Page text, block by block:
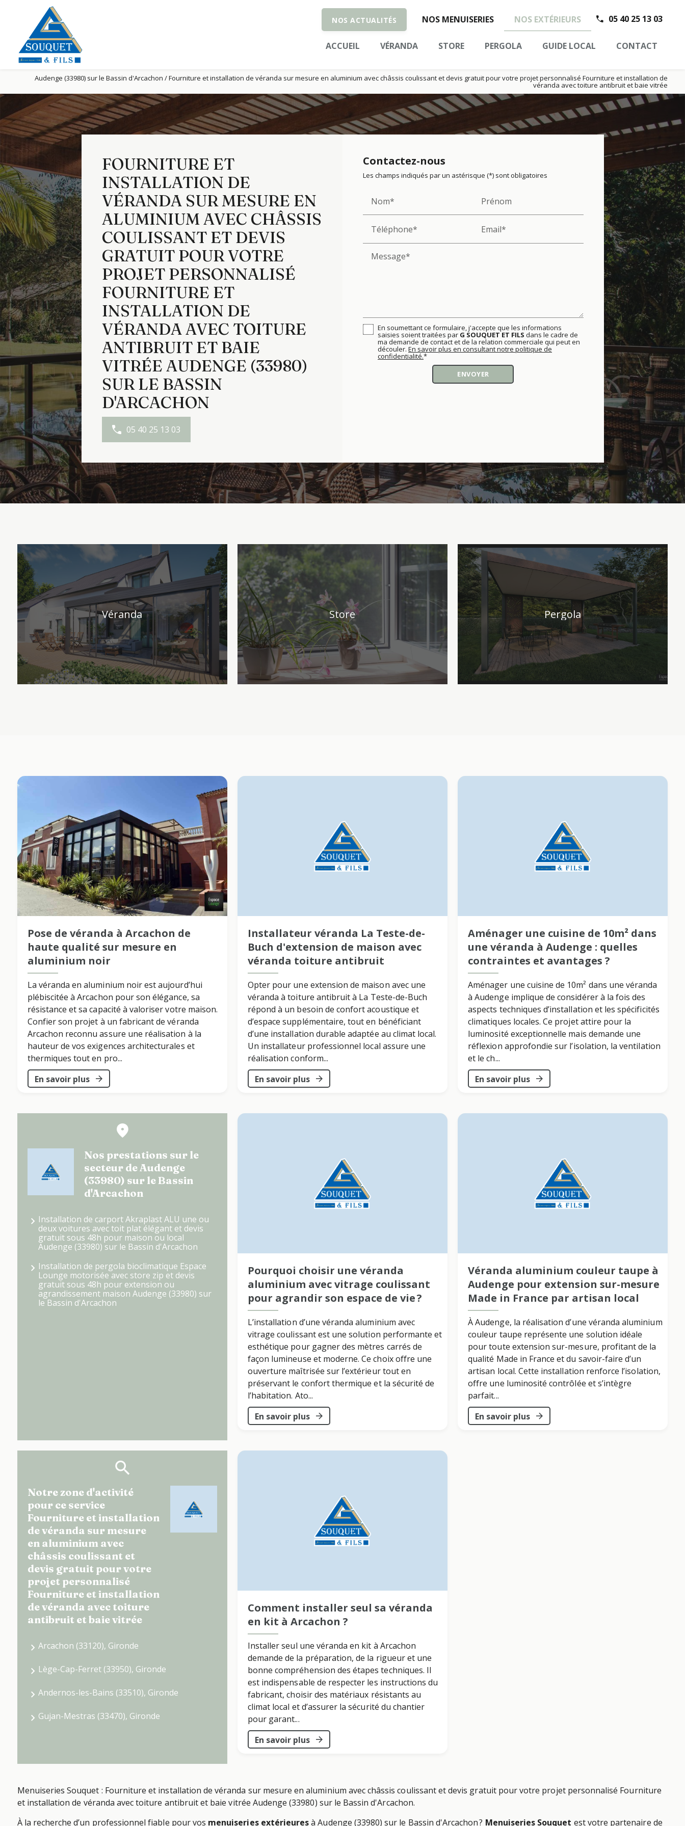
NOS ACTUALITÉS NOS MENUISERIES NOS EXTÉRIEURS
ACCUEIL VÉRANDA STORE PERGOLA GUIDE LOCAL CONTACT
05 40 25 13 03
Audenge (33980) sur le Bassin d'Arcachon / Fourniture et installation de véranda sur mesure en aluminium avec châssis coulissant et devis gratuit pour votre projet personnalisé Fourniture et installation de
véranda avec toiture antibruit et baie vitrée
FOURNITURE ET
INSTALLATION DE
VÉRANDA SUR MESURE EN
ALUMINIUM AVEC CHÂSSIS
COULISSANT ET DEVIS
GRATUIT POUR VOTRE
PROJET PERSONNALISÉ
FOURNITURE ET
INSTALLATION DE
VÉRANDA AVEC TOITURE
ANTIBRUIT ET BAIE
VITRÉE AUDENGE (33980)
SUR LE BASSIN
D'ARCACHON
05 40 25 13 03
Contactez-nous
Les champs indiqués par un astérisque (*) sont obligatoires
Nom* Prénom
Téléphone* Email*
Message*
En soumettant ce formulaire, j'accepte que les informations
saisies soient traitées par G SOUQUET ET FILS dans le cadre de
ma demande de contact et de la relation commerciale qui peut en
découler. En savoir plus en consultant notre politique de
confidentialité.*
Véranda Store Pergola
Pose de véranda à Arcachon de
haute qualité sur mesure en
aluminium noir
La véranda en aluminium noir est aujourd’hui
plébiscitée à Arcachon pour son élégance, sa
résistance et sa capacité à valoriser votre maison.
Confier son projet à un fabricant de véranda
Arcachon reconnu assure une réalisation à la
hauteur de vos exigences architecturales et
thermiques tout en pro...
En savoir plus
Installateur véranda La Teste-de-
Buch d'extension de maison avec
véranda toiture antibruit
Opter pour une extension de maison avec une
véranda à toiture antibruit à La Teste-de-Buch
répond à un besoin de confort acoustique et
d’espace supplémentaire, tout en bénéficiant
d’une installation durable adaptée au climat local.
Un installateur professionnel local assure une
réalisation conform...
En savoir plus
Aménager une cuisine de 10m² dans
une véranda à Audenge : quelles
contraintes et avantages ?
Aménager une cuisine de 10m² dans une véranda
à Audenge implique de considérer à la fois des
aspects techniques d’installation et les spécificités
climatiques locales. Ce projet attire pour la
luminosité exceptionnelle mais demande une
réflexion approfondie sur l’isolation, la ventilation
et le ch...
En savoir plus
Nos prestations sur le
secteur de Audenge
(33980) sur le Bassin
d'Arcachon
Installation de carport Akraplast ALU une ou
deux voitures avec toit plat élégant et devis
gratuit sous 48h pour maison ou local
Audenge (33980) sur le Bassin d'Arcachon
Installation de pergola bioclimatique Espace
Lounge motorisée avec store zip et devis
gratuit sous 48h pour extension ou
agrandissement maison Audenge (33980) sur
le Bassin d'Arcachon
Pourquoi choisir une véranda
aluminium avec vitrage coulissant
pour agrandir son espace de vie ?
L’installation d’une véranda aluminium avec
vitrage coulissant est une solution performante et
esthétique pour gagner des mètres carrés de
façon lumineuse et moderne. Ce choix offre une
ouverture maîtrisée sur l’extérieur tout en
préservant le confort thermique et la sécurité de
l’habitation. Ato...
En savoir plus
Véranda aluminium couleur taupe à
Audenge pour extension sur-mesure
Made in France par artisan local
À Audenge, la réalisation d’une véranda aluminium
couleur taupe représente une solution idéale
pour toute extension sur-mesure, profitant de la
qualité Made in France et du savoir-faire d’un
artisan local. Cette installation renforce l’isolation,
offre une luminosité contrôlée et s’intègre
parfait...
En savoir plus
Notre zone d'activité
pour ce service
Fourniture et installation
de véranda sur mesure
en aluminium avec
châssis coulissant et
devis gratuit pour votre
projet personnalisé
Fourniture et installation
de véranda avec toiture
antibruit et baie vitrée
Arcachon (33120), Gironde
Lège-Cap-Ferret (33950), Gironde
Andernos-les-Bains (33510), Gironde
Gujan-Mestras (33470), Gironde
Comment installer seul sa véranda
en kit à Arcachon ?
Installer seul une véranda en kit à Arcachon
demande de la préparation, de la rigueur et une
bonne compréhension des étapes techniques. Il
est indispensable de respecter les instructions du
fabricant, choisir des matériaux résistants au
climat local et d’assurer la sécurité du chantier
pour garant...
En savoir plus
Menuiseries Souquet : Fourniture et installation de véranda sur mesure en aluminium avec châssis coulissant et devis gratuit pour votre projet personnalisé Fourniture
et installation de véranda avec toiture antibruit et baie vitrée Audenge (33980) sur le Bassin d'Arcachon.
À la recherche d’un professionnel fiable pour vos menuiseries extérieuresà Audenge (33980) sur le Bassin d'Arcachon ? Menuiseries Souquet est votre partenaire de
Panneau de gestion des cookies